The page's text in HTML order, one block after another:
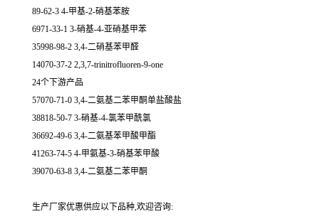
89-62-3 4-甲基-2-硝基苯胺
6971-33-1 3-硝基-4-亚硝基甲苯
35998-98-2 3,4-二硝基苯甲醛
14070-37-2 2,3,7-trinitrofluoren-9-one
24个下游产品
57070-71-0 3,4-二氨基二苯甲酮单盐酸盐
38818-50-7 3-硝基-4-氯苯甲酰氯
36692-49-6 3,4-二氨基苯甲酸甲酯
41263-74-5 4-甲氨基-3-硝基苯甲酸
39070-63-8 3,4-二氨基二苯甲酮
生产厂家优惠供应以下品种,欢迎咨询: